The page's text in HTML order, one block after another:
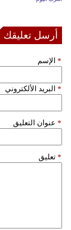
أرسل تعليقك
الإسم *
البريد الألكتروني *
عنوان التعليق *
تعليق *